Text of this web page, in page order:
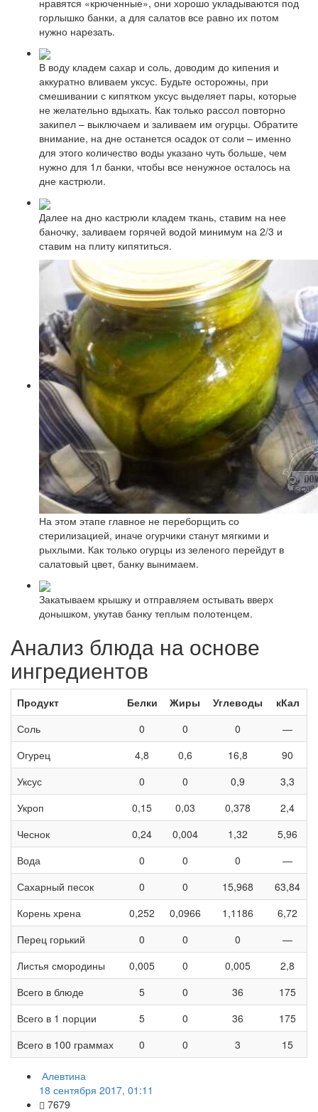
горлышко банки, а для салатов все равно их потом
нужно нарезать.
В воду кладем сахар и соль, доводим до кипения и
аккуратно вливаем уксус. Будьте осторожны, при
смешивании с кипятком уксус выделяет пары, которые
не желательно вдыхать. Как только рассол повторно
закипел – выключаем и заливаем им огурцы. Обратите
внимание, на дне останется осадок от соли – именно
для этого количество воды указано чуть больше, чем
нужно для 1л банки, чтобы все ненужное осталось на
дне кастрюли.
Далее на дно кастрюли кладем ткань, ставим на нее
баночку, заливаем горячей водой минимум на 2/3 и
ставим на плиту кипятиться.
На этом этапе главное не переборщить со
стерилизацией, иначе огурчики станут мягкими и
рыхлыми. Как только огурцы из зеленого перейдут в
салатовый цвет, банку вынимаем.
Закатываем крышку и отправляем остывать вверх
донышком, укутав банку теплым полотенцем.
Анализ блюда на основе
ингредиентов
Продукт Белки Жиры Углеводы
кКал
Соль
0 0 0
—
Огурец
4,8 0,6 16,8
90
Уксус
0 0 0,9
3,3
Укроп
0,15 0,03 0,378
2,4
Чеснок
0,24 0,004 1,32
5,96
Вода
0 0 0
—
Сахарный песок
0 0 15,968
63,84
Корень хрена
0,252 0,0966 1,1186
6,72
Перец горький
0 0 0
—
Листья смородины
0,005 0 0,005
2,8
Всего в блюде
5 0 36
175
Всего в 1 порции
5 0 36
175
Всего в 100 граммах
0 0 3 15
Алевтина
18 сентября 2017, 01:11
7679